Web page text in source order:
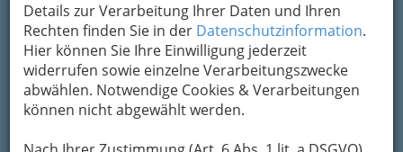
Details zur Verarbeitung Ihrer Daten und Ihren
Rechten finden Sie in der Datenschutzinformation.
Hier können Sie Ihre Einwilligung jederzeit
widerrufen sowie einzelne Verarbeitungszwecke
abwählen. Notwendige Cookies & Verarbeitungen
können nicht abgewählt werden.
1
Kastner + Öhler
Sackstraße 7 -13, 8010 Graz
+43 316 8700
+43 316 828 713
E-Mail
Karte & Routenplaner